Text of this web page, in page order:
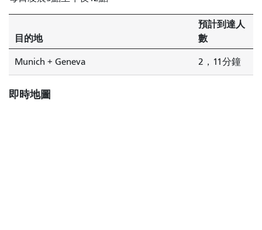
將
在
分
鐘
後
達。
目的地
預計到達人
數
Munich + Geneva 2，11分鐘
即時地圖